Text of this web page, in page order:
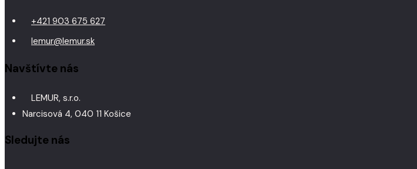
+421 903 675 627
lemur@lemur.sk
Navštívte nás
LEMUR, s.r.o.
Narcisová 4, 040 11 Košice
Sledujte nás